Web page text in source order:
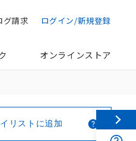
ログイン/新規登録
グ請求
オンラインストア
リストに追加